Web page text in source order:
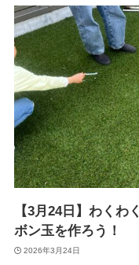
【3月24日】わくわ
ボン玉を作ろう！
2026年3月24日